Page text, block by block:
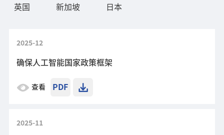
英国
新加坡 日本
2025-12
确保人工智能国家政策框架
查看 PDF
2025-11